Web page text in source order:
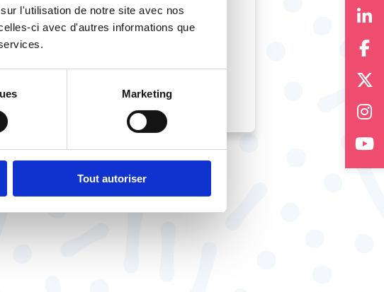
l'utilisation de notre site avec nos
ci avec d'autres informations que
Marketing
Tout autoriser